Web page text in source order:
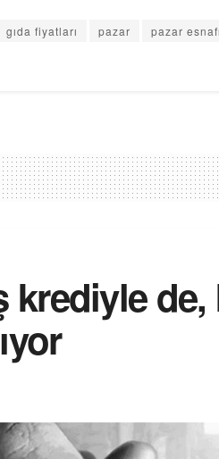
gıda fiyatları pazar pazar esnafı
krediyle